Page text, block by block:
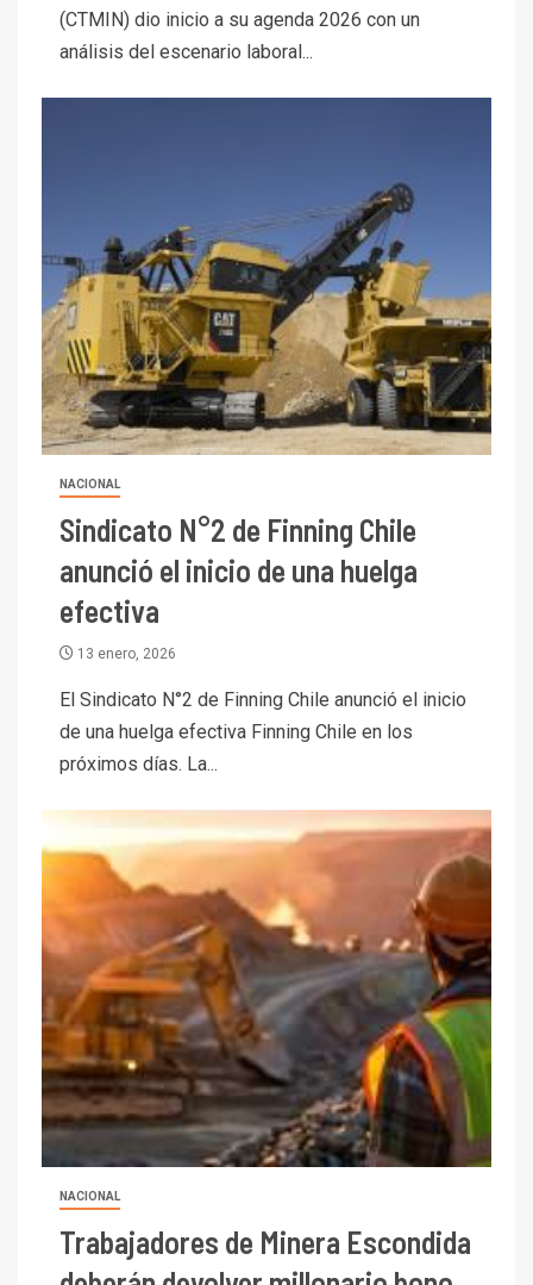
(CTMIN) dio inicio a su agenda 2026 con un
análisis del escenario laboral...
NACIONAL
Sindicato N°2 de Finning Chile
anunció el inicio de una huelga
efectiva
13 enero, 2026
El Sindicato N°2 de Finning Chile anunció el inicio
de una huelga efectiva Finning Chile en los
próximos días. La...
NACIONAL
Trabajadores de Minera Escondida
3
crecimiento regional: Banco
Central reporta resultados
Informe bimensual de
Cochilco: precio del cobre
alcanza máximos por escasez
de concentrados
5
Estudio revela cómo el precio
del cobre y educación superior
se relacionan en zonas
mineras
6
BHP proyecta producción de
cobre cercana a 2 millones de
toneladas tras récord en
7 I+D
Codelco reporta Ebitda de US$